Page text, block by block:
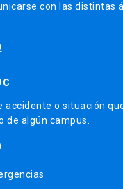
con las distintas
accidente o situación
de algún campus.